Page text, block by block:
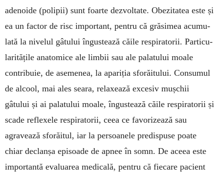
adenoide (polipii) sunt foarte dezvoltate. Obezitatea este și
ea un factor de risc important, pentru că grăsimea acu­mu­
lată la nivelul gâtului îngustează căile respi­ratorii. Particu­
la­ritățile anatomice ale limbii sau ale palatului moale
contribuie, de asemenea, la apariția sforăitului. Consumul
de alcool, mai ales seara, relaxează excesiv mușchii
gâtului și ai pa­latului moale, îngustează căile res­pi­ratorii și
scade reflexele respiratorii, ceea ce favori­zea­ză sau
agravează sforăitul, iar la persoanele predispuse poate
chiar declanșa episoade de apnee în somn. De aceea este
im­portantă eva­luarea medicală, pentru că fiecare pa­cient